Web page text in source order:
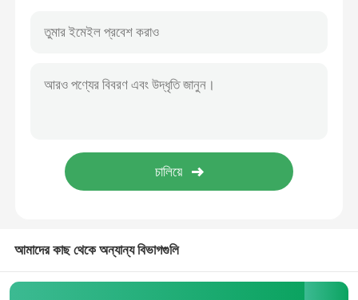
আমাদের কাছ থেকে অন্যান্য বিভাগগুলি